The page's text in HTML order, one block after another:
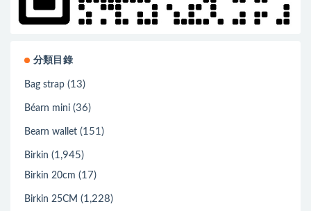
分類目錄
Bag strap (13)
Béarn mini (36)
Bearn wallet (151)
Birkin (1,945)
Birkin 20cm (17)
Birkin 25CM (1,228)